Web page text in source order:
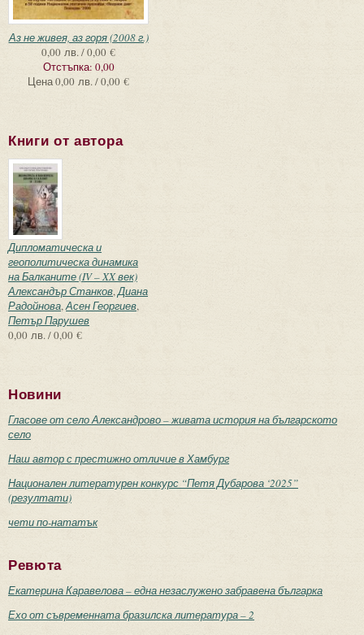
Аз не живея, аз горя (2008 г.)
0,00 лв. / 0,00 €
Отстъпка: 0,00
Цена0,00 лв. / 0,00 €
Книги от автора
Дипломатическа и
геополитическа динамика
на Балканите (IV – XX век)
Александър Станков,Диана
Радойнова,Асен Георгиев,
Петър Парушев
0,00 лв. / 0,00 €
Новини
Гласове от село Александрово – живата история на българското
село
Наш автор с престижно отличие в Хамбург
Национален литературен конкурс “Петя Дубарова ‘2025”
(резултати)
чети по-нататък
Ревюта
Екатерина Каравелова – една незаслужено забравена българка
Ехо от съвременната бразилска литература – 2